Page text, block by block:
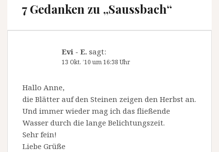
7 Gedanken zu „Saussbach“
Evi - E. sagt:
13 Okt. ’10 um 16:38 Uhr
Hallo Anne,
die Blätter auf den Steinen zeigen den Herbst an.
Und immer wieder mag ich das fließende
Wasser durch die lange Belichtungszeit.
Sehr fein!
Liebe Grüße